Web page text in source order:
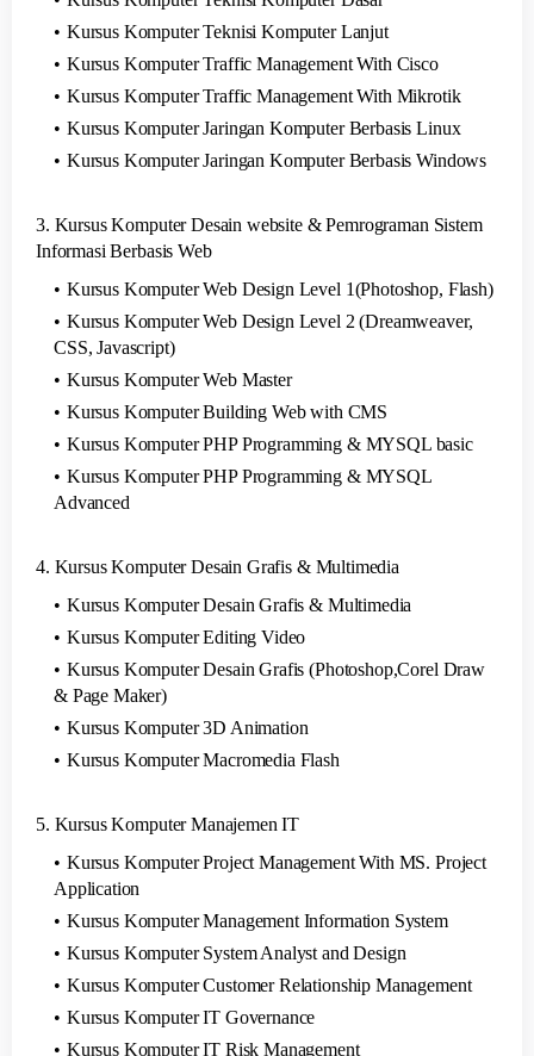
Kursus Komputer Teknisi Komputer Lanjut
Kursus Komputer Traffic Management With Cisco
Kursus Komputer Traffic Management With Mikrotik
Kursus Komputer Jaringan Komputer Berbasis Linux
Kursus Komputer Jaringan Komputer Berbasis Windows
3. Kursus Komputer Desain website & Pemrograman Sistem
Informasi Berbasis Web
Kursus Komputer Web Design Level 1(Photoshop, Flash)
Kursus Komputer Web Design Level 2 (Dreamweaver,
CSS, Javascript)
Kursus Komputer Web Master
Kursus Komputer Building Web with CMS
Kursus Komputer PHP Programming & MYSQL basic
Kursus Komputer PHP Programming & MYSQL
Advanced
4. Kursus Komputer Desain Grafis & Multimedia
Kursus Komputer Desain Grafis & Multimedia
Kursus Komputer Editing Video
Kursus Komputer Desain Grafis (Photoshop,Corel Draw
& Page Maker)
Kursus Komputer 3D Animation
Kursus Komputer Macromedia Flash
5. Kursus Komputer Manajemen IT
Kursus Komputer Project Management With MS. Project
Application
Kursus Komputer Management Information System
Kursus Komputer System Analyst and Design
Kursus Komputer Customer Relationship Management
Kursus Komputer IT Governance
Kursus Komputer IT Risk Management